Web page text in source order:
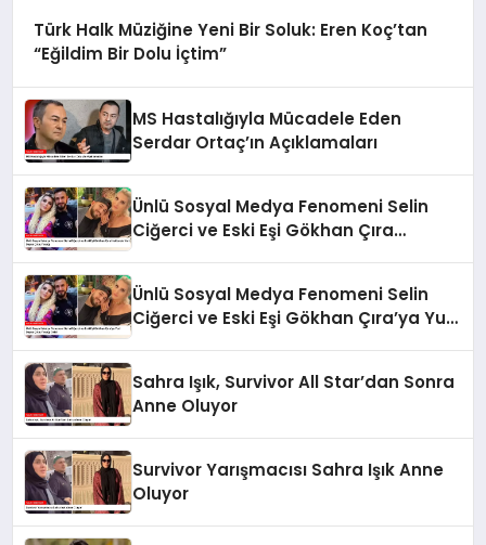
Türk Halk Müziğine Yeni Bir Soluk: Eren Koç’tan
“Eğildim Bir Dolu İçtim”
MS Hastalığıyla Mücadele Eden
Serdar Ortaç’ın Açıklamaları
Ünlü Sosyal Medya Fenomeni Selin
Ciğerci ve Eski Eşi Gökhan Çıra
Ünlü Sosyal Medya Fenomeni Selin
Ciğerci ve Eski Eşi Gökhan Çıra’ya Yurt
Sahra Işık, Survivor All Star’dan Sonra
Anne Oluyor
Survivor Yarışmacısı Sahra Işık Anne
Oluyor